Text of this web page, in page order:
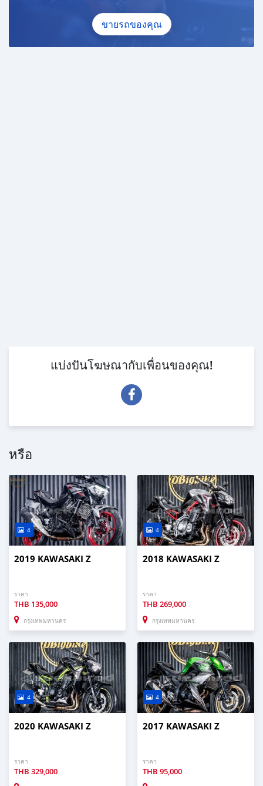
ขายรถของคุณ
แบ่งปันโฆษณากับเพื่อนของคุณ!
หรือ
4
2019 KAWASAKI Z
ราคา
THB 135,000
กรุงเทพมหานคร
4
2018 KAWASAKI Z
ราคา
THB 269,000
กรุงเทพมหานคร
4
2020 KAWASAKI Z
ราคา
THB 329,000
4
2017 KAWASAKI Z
ราคา
THB 95,000